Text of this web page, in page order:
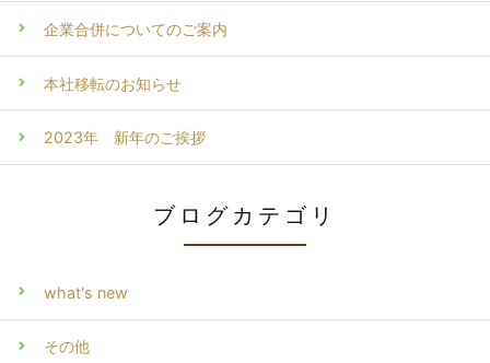
企業合併についてのご案内
本社移転のお知らせ
2023年 新年のご挨拶
ブログカテゴリ
what's new
その他